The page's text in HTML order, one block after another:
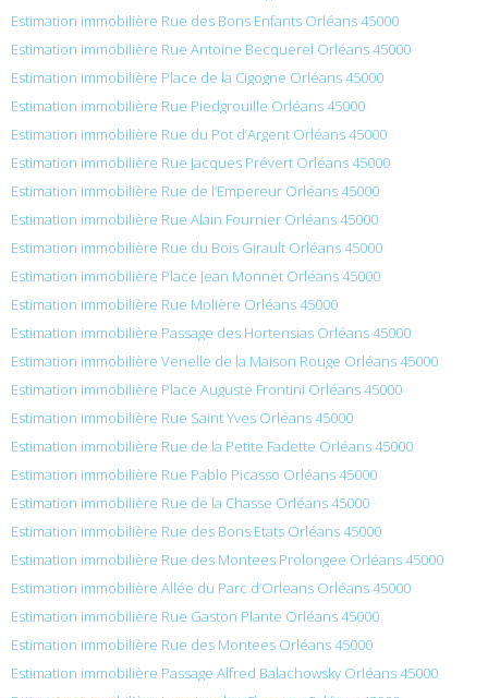
Estimation immobilière Rue des Bons Enfants Orléans 45000
Estimation immobilière Rue Antoine Becquerel Orléans 45000
Estimation immobilière Place de la Cigogne Orléans 45000
Estimation immobilière Rue Piedgrouille Orléans 45000
Estimation immobilière Rue du Pot d’Argent Orléans 45000
Estimation immobilière Rue Jacques Prévert Orléans 45000
Estimation immobilière Rue de l’Empereur Orléans 45000
Estimation immobilière Rue Alain Fournier Orléans 45000
Estimation immobilière Rue du Bois Girault Orléans 45000
Estimation immobilière Place Jean Monnet Orléans 45000
Estimation immobilière Rue Molière Orléans 45000
Estimation immobilière Passage des Hortensias Orléans 45000
Estimation immobilière Venelle de la Maison Rouge Orléans 45000
Estimation immobilière Place Auguste Frontini Orléans 45000
Estimation immobilière Rue Saint Yves Orléans 45000
Estimation immobilière Rue de la Petite Fadette Orléans 45000
Estimation immobilière Rue Pablo Picasso Orléans 45000
Estimation immobilière Rue de la Chasse Orléans 45000
Estimation immobilière Rue des Bons Etats Orléans 45000
Estimation immobilière Rue des Montees Prolongee Orléans 45000
Estimation immobilière Allée du Parc d’Orleans Orléans 45000
Estimation immobilière Rue Gaston Plante Orléans 45000
Estimation immobilière Rue des Montees Orléans 45000
Estimation immobilière Passage Alfred Balachowsky Orléans 45000